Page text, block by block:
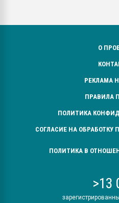
О
РЕКЛАМА
ПРАВИЛА
ПОЛИТИКА
СОГЛАСИЕ НА
ПОЛИТИКА В
>13